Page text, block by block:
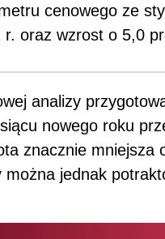
cenowego ze
r. oraz wzrost o 5,0
analizy
nowego roku
znacznie
można jednak